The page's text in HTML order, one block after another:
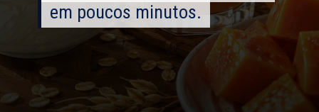
em poucos minutos.
em poucos minutos.